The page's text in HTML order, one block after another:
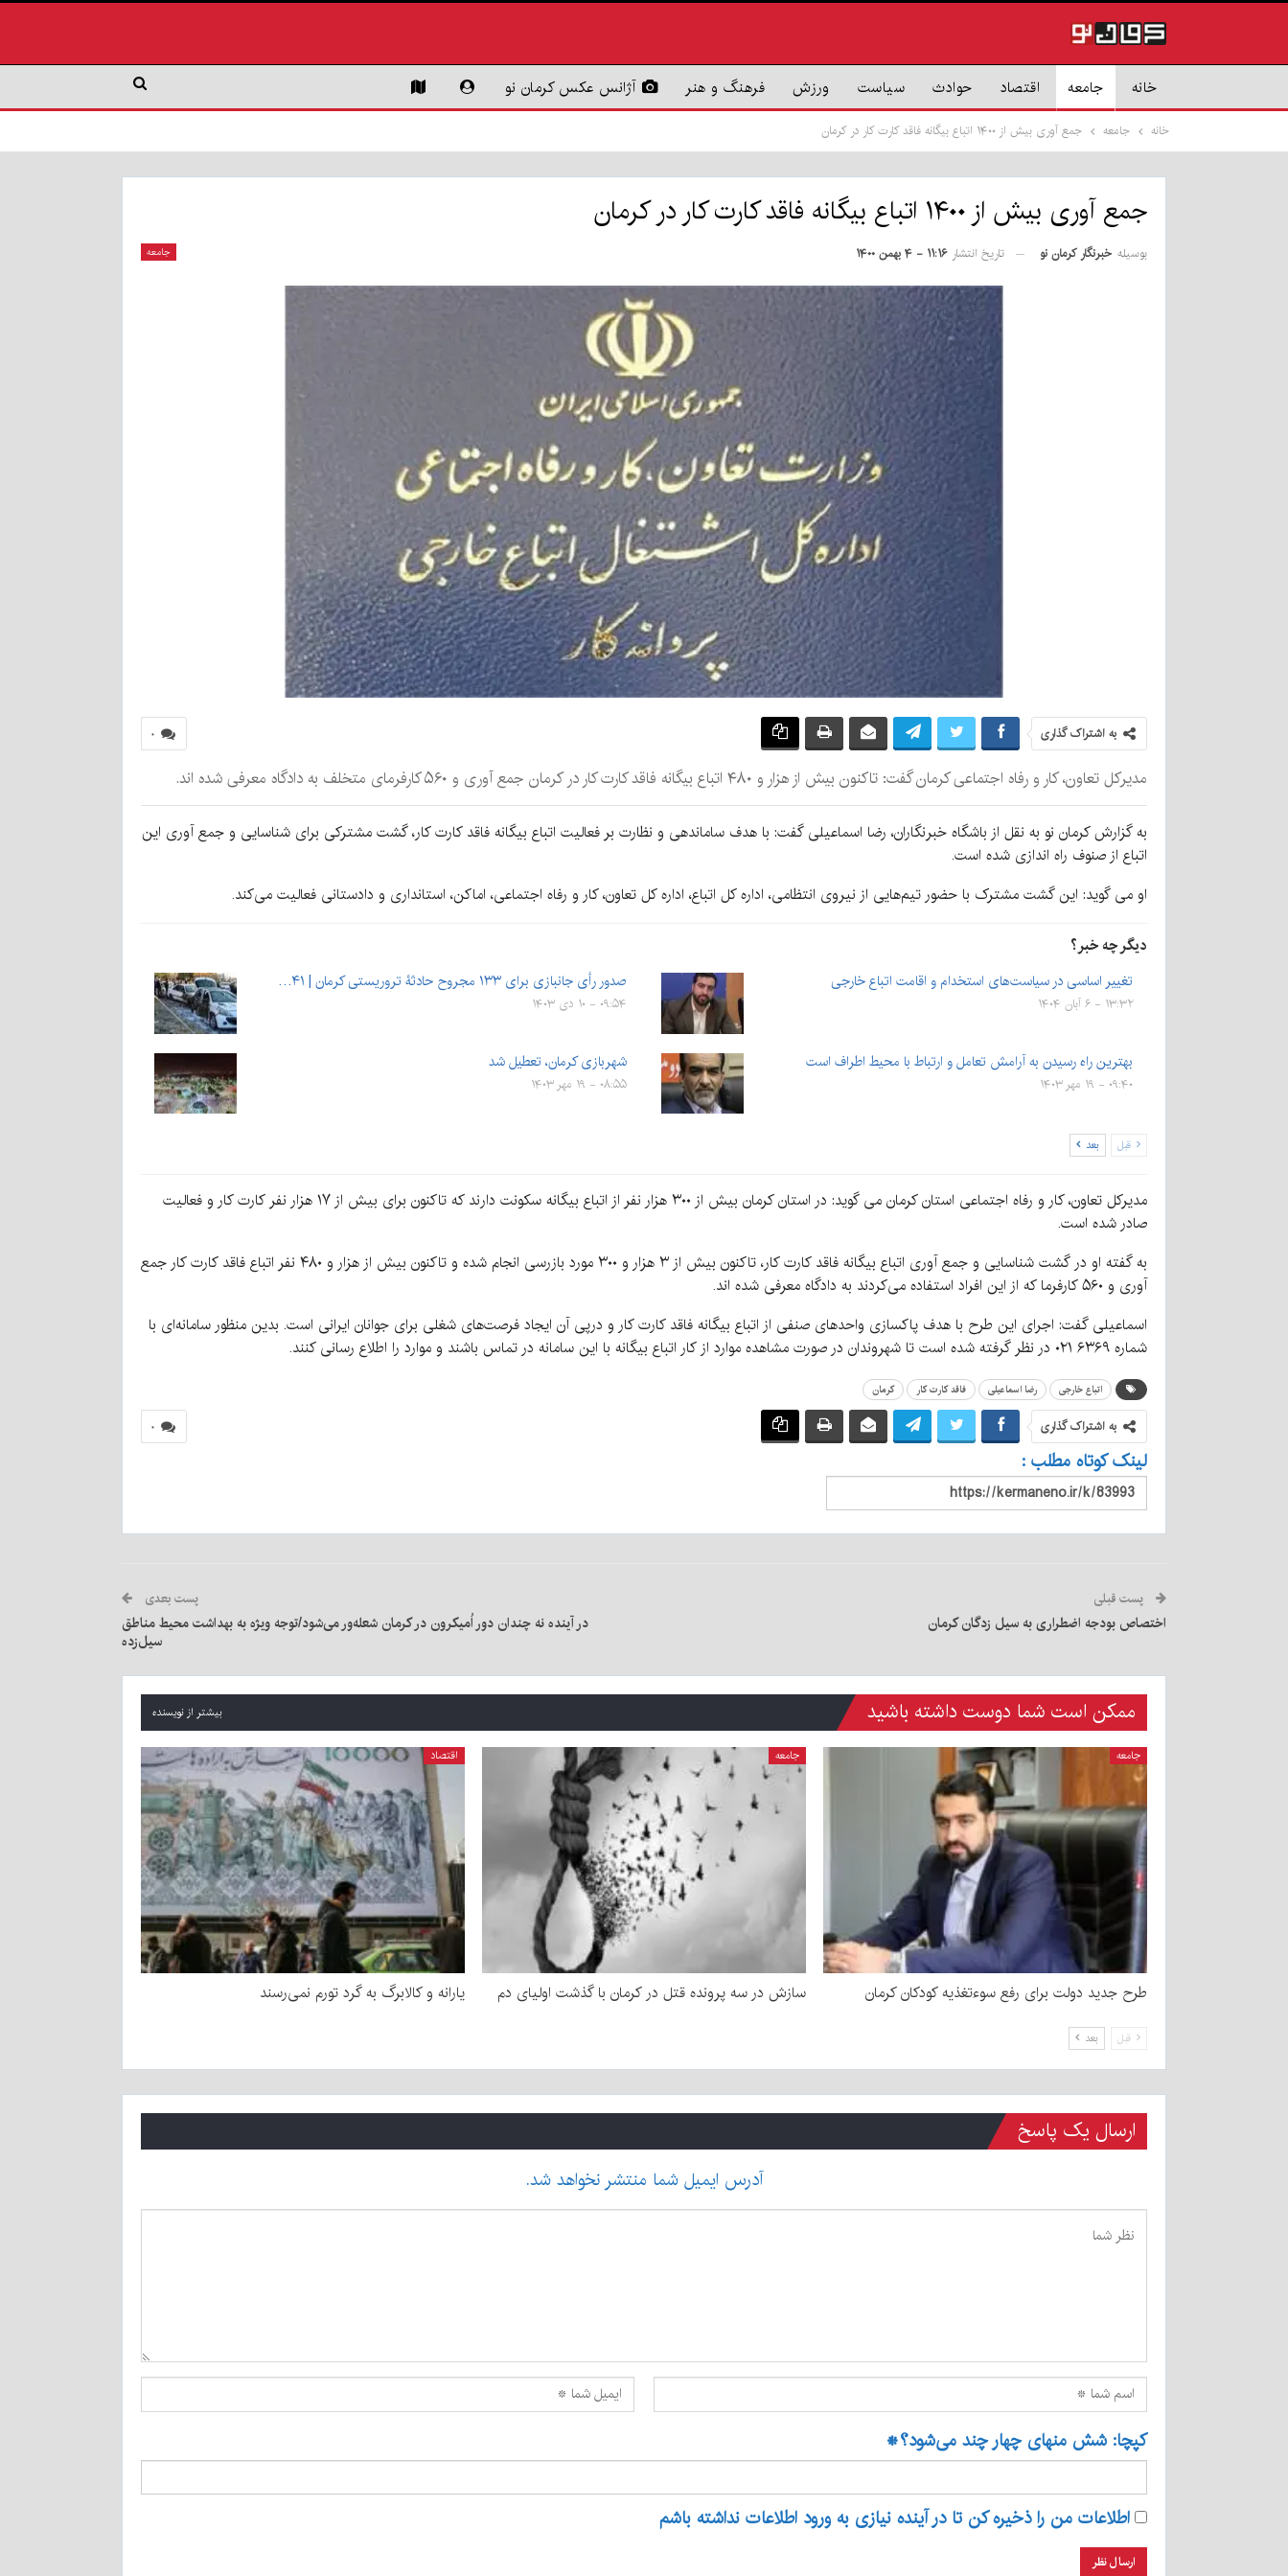
خانه جامعه اقتصاد حوادث سیاست ورزش فرهنگ و هنر آژانس عکس کرمان نو
خانه جامعه جمع آوری بیش از ۱۴۰۰ اتباع بیگانه فاقد کارت کار در کرمان
جمع آوری بیش از ۱۴۰۰ اتباع بیگانه فاقد کارت کار در کرمان
جامعه بوسیله خبرنگار کرمان نو تاریخ انتشار ۱۱:۱۶ - ۴ بهمن ۱۴۰۰
۰ به اشتراک گذاری
مدیرکل تعاون، کار و رفاه اجتماعی کرمان گفت: تاکنون بیش از هزار و ۴۸۰ اتباع بیگانه فاقد کارت کار در کرمان جمع آوری و ۵۶۰ کارفرمای متخلف به دادگاه معرفی شده اند.
به گزارش کرمان نو به نقل از باشگاه خبرنگاران، رضا اسماعیلی گفت: با هدف ساماندهی و نظارت بر فعالیت اتباع بیگانه فاقد کارت کار، گشت مشترکی برای شناسایی و جمع آوری این
اتباع از صنوف راه اندازی شده است.
او می گوید: این گشت مشترک با حضور تیم‌هایی از نیروی انتظامی، اداره کل اتباع، اداره کل تعاون، کار و رفاه اجتماعی، اماکن، استانداری و دادستانی فعالیت می‌کند.
دیگر چه خبر؟
تغییر اساسی در سیاست‌های استخدام و اقامت اتباع خارجی
۱۳:۳۲ - ۶ آبان ۱۴۰۴
صدور رأی جانبازی برای ۱۳۳ مجروح حادثۀ تروریستی کرمان | ۴۱…
۰۹:۵۴ - ۱۰ دی ۱۴۰۳
بهترین راه رسیدن به آرامش تعامل و ارتباط با محیط اطراف است
۰۹:۴۰ - ۱۹ مهر ۱۴۰۳
شهربازی کرمان، تعطیل شد
۰۸:۵۵ - ۱۹ مهر ۱۴۰۳
قبل بعد
مدیرکل تعاون، کار و رفاه اجتماعی استان کرمان می گوید: در استان کرمان بیش از ۳۰۰ هزار نفر از اتباع بیگانه سکونت دارند که تاکنون برای بیش از ۱۷ هزار نفر کارت کار و فعالیت
صادر شده است.
به گفته او در گشت شناسایی و جمع آوری اتباع بیگانه فاقد کارت کار، تاکنون بیش از ۳ هزار و ۳۰۰ مورد بازرسی انجام شده و تاکنون بیش از هزار و ۴۸۰ نفر اتباع فاقد کارت کار جمع
آوری و ۵۶۰ کارفرما که از این افراد استفاده می‌کردند به دادگاه معرفی شده اند.
اسماعیلی گفت: اجرای این طرح با هدف پاکسازی واحد‌های صنفی از اتباع بیگانه فاقد کارت کار و درپی آن ایجاد فرصت‌های شغلی برای جوانان ایرانی است. بدین منظور سامانه‌ای با
شماره ۶۳۶۹ ۰۲۱ در نظر گرفته شده است تا شهروندان در صورت مشاهده موارد از کار اتباع بیگانه با این سامانه در تماس باشند و موارد را اطلاع رسانی کنند.
اتباع خارجی رضا اسماعیلی فاقد کارت کار کرمان
۰ به اشتراک گذاری
لینک کوتاه مطلب :
پست قبلی
اختصاص بودجه اضطراری به سیل زدگان کرمان
پست بعدی
در آینده نه چندان دور اُمیکرون در کرمان شعله‌ور می‌شود/توجه ویژه به بهداشت محیط مناطق
سیل‌زده
ممکن است شما دوست داشته باشید بیشتر از نویسنده
جامعه
طرح جدید دولت برای رفع سوءتغذیه کودکان کرمان
جامعه
سازش در سه پرونده قتل در کرمان با گذشت اولیای دم
اقتصاد
یارانه و کالابرگ به گرد تورم نمی‌رسند
قبل بعد
ارسال یک پاسخ
آدرس ایمیل شما منتشر نخواهد شد.
کپچا: شش منهای چهار چند می‌شود؟*
اطلاعات من را ذخیره کن تا در آینده نیازی به ورود اطلاعات نداشته باشم